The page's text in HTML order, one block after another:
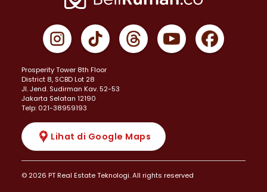
Prosperity Tower 8th Floor
District 8, SCBD Lot 28
JI. Jend. Sudirman Kav. 52-53
Jakarta Selatan 12190
Telp: 021-38959193
Lihat di Google Maps
© 2026 PT Real Estate Teknologi. All rights reserved